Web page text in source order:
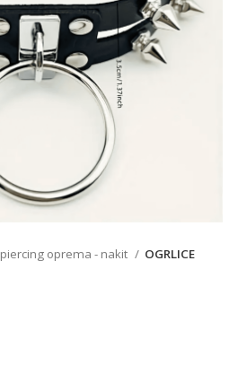
piercing oprema - nakit OGRLICE